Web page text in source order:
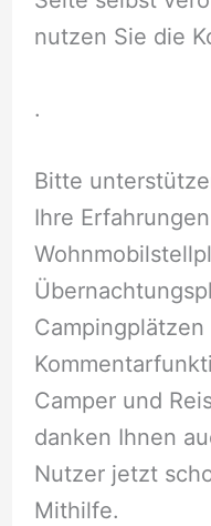
nutzen Sie die
.
Bitte
Ihre
Camper und
danken Ihnen
Nutzer jetzt
Mithilfe.